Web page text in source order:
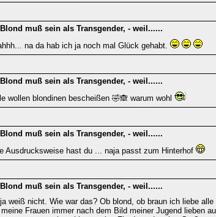
muß sein als Transgender, - weil......
na da hab ich ja noch mal Glück gehabt.
muß sein als Transgender, - weil......
wollen blondinen bescheißen 🤣🙈 warum wohl
muß sein als Transgender, - weil......
Ausdrucksweise hast du ... naja passt zum Hinterhof
muß sein als Transgender, - weil......
weiß nicht. Wie war das? Ob blond, ob braun ich liebe
Frauen immer nach dem Bild meiner Jugend lieben